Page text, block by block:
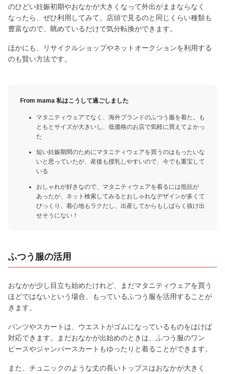
のひどい妊娠初期やおなかが大きくなって外出がままならなく
なったら、ぜひ利用してみて。店頭で見るのと同じくらい種類も
豊富なので、眺めているだけで気分転換ができます。
ほかにも、リサイクルショップやネットオークションを利用する
のも賢い方法です。
From mama 私はこうして過ごしました
マタニティウェアでなく、海外ブランドのふつう服を着た。も
ともとサイズが大きいし、低価格のお店で気軽に買えてよかっ
た
短い妊娠期間のためにマタニティウェアを買うのはもったいな
いと思っていたが、産後も授乳しやすいので、今でも重宝して
いる
おしゃれが好きなので、マタニティウェアを着るには抵抗が
あったが、ネット検索してみるとおしゃれなデザインが多くて
びっくり。着心地もラクだし、出産してからもしばらく抜け出
せそうにない！
ふつう服の活用
おなかが少し目立ち始めたけれど、まだマタニティウェアを買う
ほどではないという場合、もっているふつう服を活用することが
きます。
パンツやスカートは、ウエストがゴムになっているものをはけば
対応できます。まだおなかが出始めのときは、ふつう服のワン
ピースやジャンパースカートもゆったりと着ることができます。
また、チュニックのような丈の長いトップスはおなかが大きく